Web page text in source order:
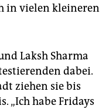
in vielen kleineren
Laksh Sharma
dabei.
ziehen sie bis
„Ich habe Fridays